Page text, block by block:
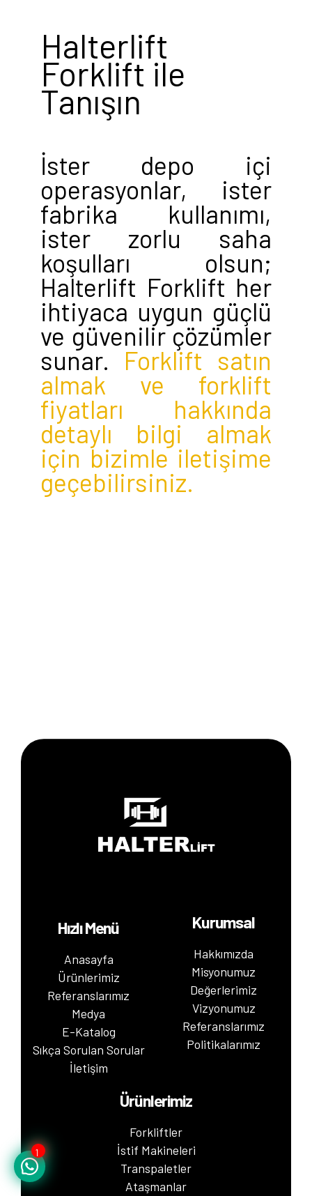
Halterlift
Forklift ile
Tanışın
İster depo içi
operasyonlar, ister
fabrika kullanımı,
ister zorlu saha
koşulları olsun;
Halterlift Forklift her
ihtiyaca uygun güçlü
ve güvenilir çözümler
sunar. Forklift satın
almak ve forklift
fiyatları hakkında
detaylı bilgi almak
için bizimle iletişime
geçebilirsiniz.
Hızlı Menü
Anasayfa
Ürünlerimiz
Referanslarımız
Medya
E-Katalog
Sıkça Sorulan Sorular
İletişim
Kurumsal
Hakkımızda
Misyonumuz
Değerlerimiz
Vizyonumuz
Referanslarımız
Politikalarımız
Ürünlerimiz
Forkliftler
İstif Makineleri
Transpaletler
Ataşmanlar
1